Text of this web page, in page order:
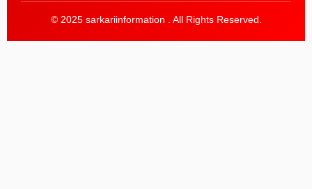
© 2025 sarkariinformation . All Rights Reserved.